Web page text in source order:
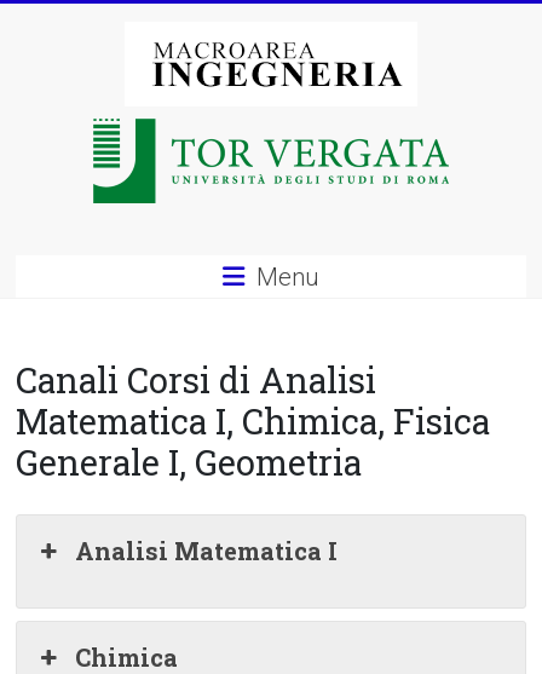
Macroarea
degli
Studi
di
Roma
Tor
Vergata
Menu
Canali Corsi di Analisi
Matematica I, Chimica, Fisica
Generale I, Geometria
Analisi Matematica I
Chimica